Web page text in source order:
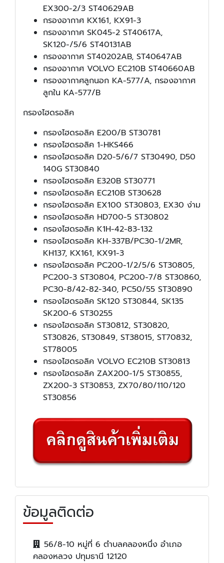
EX300-2/3 ST40629AB
กรองอากาศ KX161, KX91-3
กรองอากาศ SK045-2 ST40617A,
SK120-/5/6 ST40131AB
กรองอากาศ ST40202AB, ST40647AB
กรองอากาศ VOLVO EC210B ST40660AB
กรองอากาศลูกนอก KA-577/A, กรองอากาศ
ลูกใน KA-577/B
กรองไฮดรอลิค
กรองไฮดรอลิค E200/B ST30781
กรองไฮดรอลิค 1-HKS466
กรองไฮดรอลิค D20-5/6/7 ST30490, D50
140G ST30840
กรองไฮดรอลิค E320B ST30771
กรองไฮดรอลิค EC210B ST30628
กรองไฮดรอลิค EX100 ST30803, EX30 ง่าม
กรองไฮดรอลิค HD700-5 ST30802
กรองไฮดรอลิค K1H-42-83-132
กรองไฮดรอลิค KH-337B/PC30-1/2MR,
KH137, KX161, KX91-3
กรองไฮดรอลิค PC200-1/2/5/6 ST30805,
PC200-3 ST30804, PC200-7/8 ST30860,
PC30-8/42-82-340, PC50/55 ST30890
กรองไฮดรอลิค SK120 ST30844, SK135
SK200-6 ST30255
กรองไฮดรอลิค ST30812, ST30820,
ST30826, ST30849, ST38015, ST70832,
ST78005
กรองไฮดรอลิค VOLVO EC210B ST30813
กรองไฮดรอลิค ZAX200-1/5 ST30855,
ZX200-3 ST30853, ZX70/80/110/120
ST30856
ข้อมูลติดต่อ
56/8-10 หมู่ที่ 6 ตำบลคลองหนึ่ง อำเภอ
คลองหลวง ปทุมธานี 12120